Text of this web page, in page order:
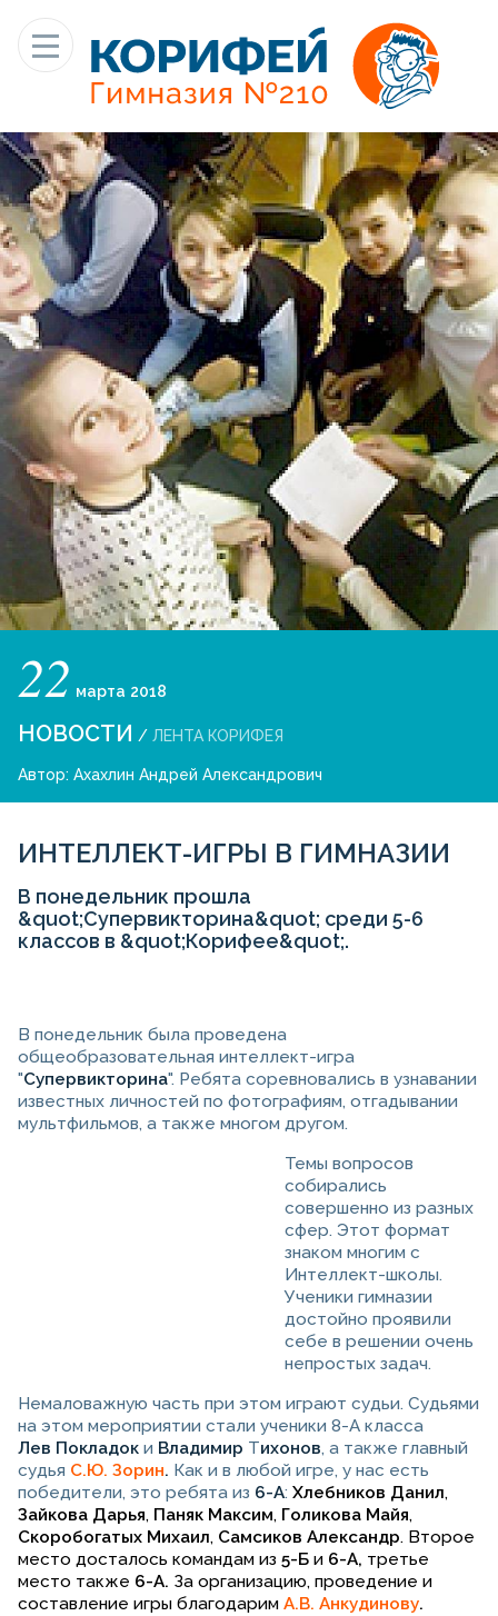
22 марта 2018
НОВОСТИ / ЛЕНТА КОРИФЕЯ
Автор: Ахахлин Андрей Александрович
ИНТЕЛЛЕКТ-ИГРЫ В ГИМНАЗИИ
В понедельник прошла
&quot;Супервикторина&quot; среди 5-6
классов в &quot;Корифее&quot;.
В понедельник была проведена
общеобразовательная интеллект-игра
"Супервикторина". Ребята соревновались в узнавании
известных личностей по фотографиям, отгадывании
мультфильмов, а также многом другом.
Темы вопросов
собирались
совершенно из разных
сфер. Этот формат
знаком многим с
Интеллект-школы.
Ученики гимназии
достойно проявили
себе в решении очень
непростых задач.
Немаловажную часть при этом играют судьи. Судьями
на этом мероприятии стали ученики 8-А класса
Лев Покладок и Владимир Тихонов, а также главный
судья С.Ю. Зорин. Как и в любой игре, у нас есть
победители, это ребята из 6-А: Хлебников Данил,
Зайкова Дарья, Паняк Максим, Голикова Майя,
Скоробогатых Михаил, Самсиков Александр. Второе
место досталось командам из 5-Б и 6-А, третье
место также 6-А. За организацию, проведение и
составление игры благодарим А.В. Анкудинову.